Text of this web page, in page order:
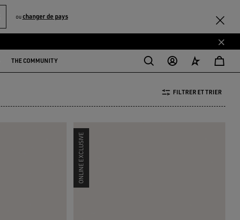
ou changer de pays
THE COMMUNITY
FILTRER ET TRIER
ONLINE EXCLUSIVE